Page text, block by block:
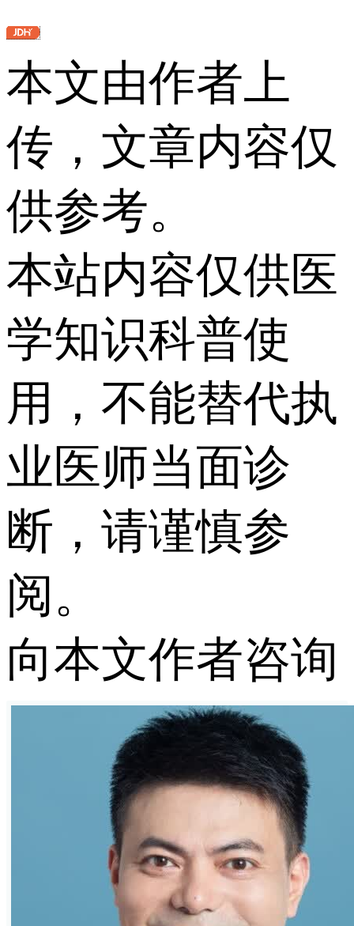
本文由作者上
传，文章内容仅
供参考。
本站内容仅供医
学知识科普使
用，不能替代执
业医师当面诊
断，请谨慎参
阅。
向本文作者咨询